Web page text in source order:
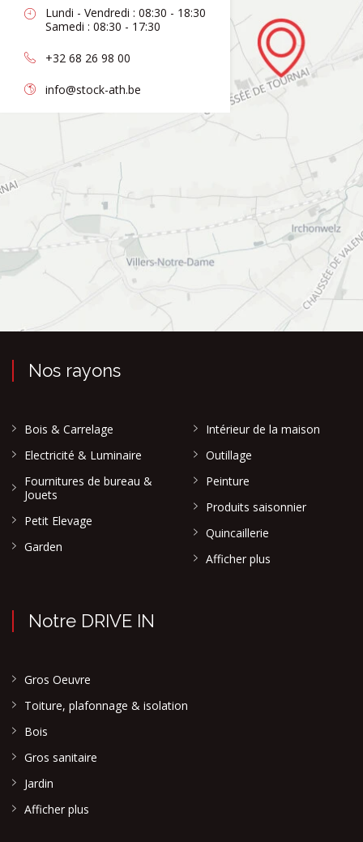
Lundi - Vendredi : 08:30 - 18:30
Samedi : 08:30 - 17:30
+32 68 26 98 00
info@stock-ath.be
Nos rayons
Bois & Carrelage
Electricité & Luminaire
Fournitures de bureau &
Jouets
Petit Elevage
Garden
Intérieur de la maison
Outillage
Peinture
Produits saisonnier
Quincaillerie
Afficher plus
Notre DRIVE IN
Gros Oeuvre
Toiture, plafonnage & isolation
Bois
Gros sanitaire
Jardin
Afficher plus